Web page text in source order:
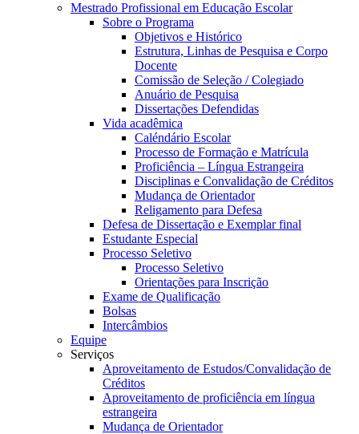
Mestrado Profissional em Educação Escolar
Sobre o Programa
Objetivos e Histórico
Estrutura, Linhas de Pesquisa e Corpo
Docente
Comissão de Seleção / Colegiado
Anuário de Pesquisa
Dissertações Defendidas
Vida acadêmica
Caléndário Escolar
Processo de Formação e Matrícula
Proficiência – Língua Estrangeira
Disciplinas e Convalidação de Créditos
Mudança de Orientador
Religamento para Defesa
Defesa de Dissertação e Exemplar final
Estudante Especial
Processo Seletivo
Processo Seletivo
Orientações para Inscrição
Exame de Qualificação
Bolsas
Intercâmbios
Equipe
Serviços
Aproveitamento de Estudos/Convalidação de
Créditos
Aproveitamento de proficiência em língua
estrangeira
Mudança de Orientador